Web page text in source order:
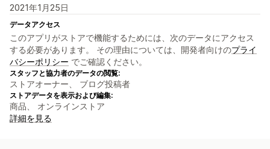
2021年1月25日
データアクセス
このアプリがストアで機能するためには、次のデータにアクセス
する必要があります。 その理由については、開発者向けのプライ
バシーポリシー でご確認ください。
スタッフと協力者のデータの閲覧:
ストアオーナー、 ブログ投稿者
ストアデータを表示および編集:
商品、 オンラインストア
詳細を見る